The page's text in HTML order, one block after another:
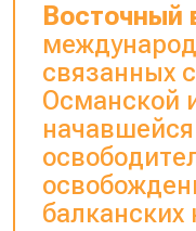
Восточный
связанных
Османской
балканских